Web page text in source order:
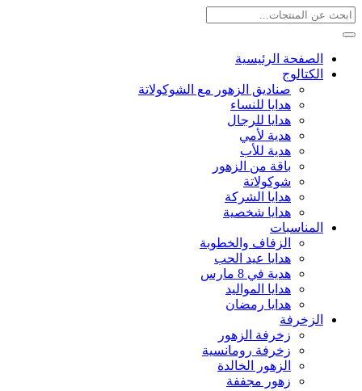
الصفحة الرئيسية
الكتالوج
صناديق الزهور مع الشوكولاتة
هدايا للنساء
هدايا للرجال
هدية لأمي
هدية للأب
باقة من الزهور
شوكولاتة
هدايا الشركة
هدايا شخصية
المناسبات
الزفاف والخطوبة
هدايا عيد الحب
هدية في 8 مارس
هدايا المواليد
هدايا رمضان
الزخرفة
زخرفة الزهور
زخرفة رومانسية
الزهور الخالدة
زهور مجففة